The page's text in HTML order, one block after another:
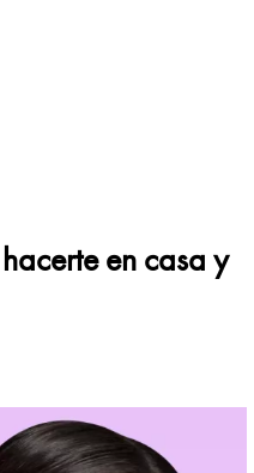
en casa y